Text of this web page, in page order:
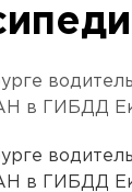
в ГИБДД
в ГИБДД